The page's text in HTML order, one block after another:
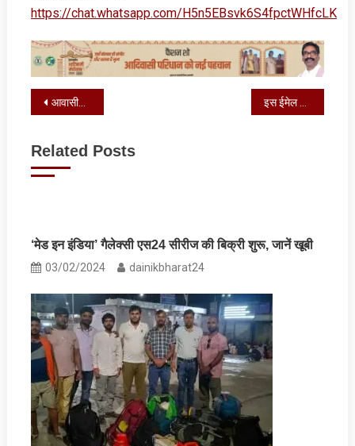
https://chat.whatsapp.com/H5n5EBsvk6S4fpctWHfcLK
Post
आवासीय विद्यालय के वार्डन की शिकायत पहुंची उपायुक्त के पास इस ईमेल आईडी और नंबर पर करें गैस सिलेंडर संबंधित शिकायत
Related Posts
‘मेड इन इंडिया’ गैलेक्सी एस24 सीरीज की बिक्री शुरू, जानें खूबी
03/02/2024 dainikbharat24